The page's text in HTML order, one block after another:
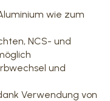
wie zum
NCS- und
und
Verwendung von